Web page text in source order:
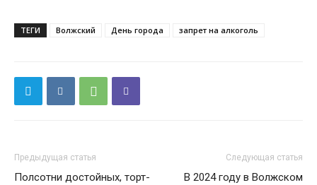
ТЕГИ Волжский День города запрет на алкоголь
Предыдущая статья
Полсотни достойных, торт-
Следующая статья
В 2024 году в Волжском